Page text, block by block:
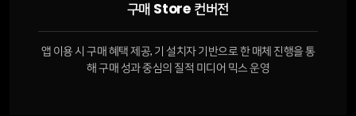
구매 Store 컨버전
앱 이용 시 구매 혜택 제공, 기 설치자 기반으로 한 매체 진행을 통
해 구매 성과 중심의 질적 미디어 믹스 운영